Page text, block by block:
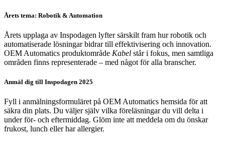
Årets tema: Robotik & Automation
Årets upplaga av Inspodagen lyfter särskilt fram hur robotik och
automatiserade lösningar bidrar till effektivisering och innovation.
OEM Automatics produktområde Kabel står i fokus, men samtliga
områden finns representerade – med något för alla branscher.
Anmäl dig till Inspodagen 2025
Fyll i anmälningsformuläret på OEM Automatics hemsida för att
säkra din plats. Du väljer själv vilka föreläsningar du vill delta i
under för- och eftermiddag. Glöm inte att meddela om du önskar
frukost, lunch eller har allergier.